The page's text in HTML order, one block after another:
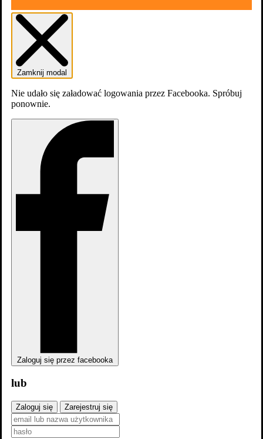
Last Minute
Last Minute
Zamknij modal
Nie udało się załadować logowania przez Facebooka. Spróbuj
ponownie.
Zaloguj się przez facebooka
lub
Zaloguj się Zarejestruj się